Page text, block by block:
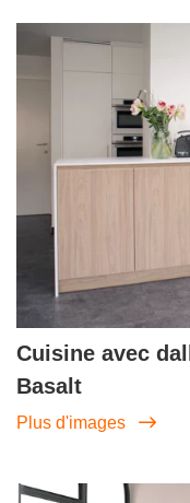
Cuisine avec
Basalt
Plus d'images